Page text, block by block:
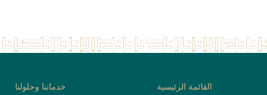
القائمة الرئيسية خدماتنا وحلولنا